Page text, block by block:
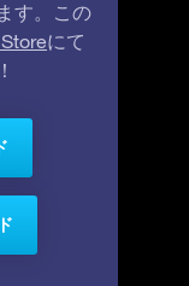
す。この
にて